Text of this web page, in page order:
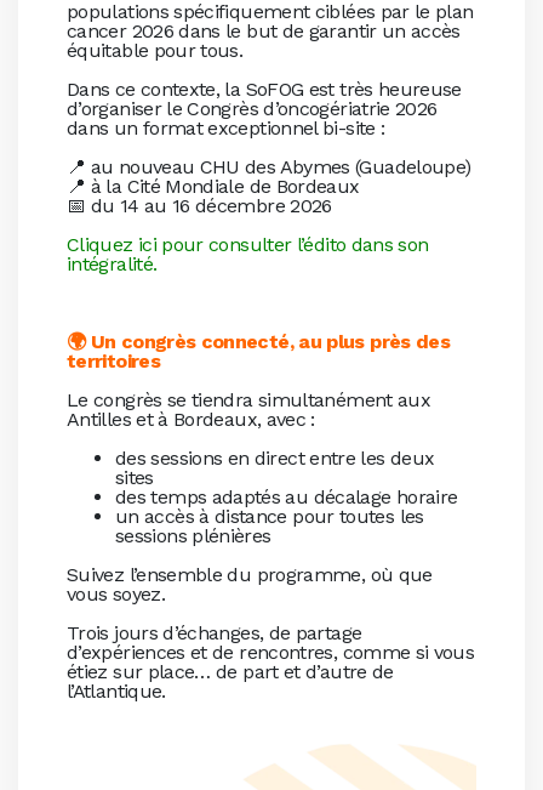
populations spécifiquement ciblées par le plan
cancer 2026 dans le but de garantir un accès
équitable pour tous.
Dans ce contexte, la SoFOG est très heureuse
d’organiser le Congrès d’oncogériatrie 2026
dans un format exceptionnel bi-site :
📍 au nouveau CHU des Abymes (Guadeloupe)
📍 à la Cité Mondiale de Bordeaux
📅 du 14 au 16 décembre 2026
Cliquez ici pour consulter l’édito dans son
intégralité.
🌍 Un congrès connecté, au plus près des
territoires
Le congrès se tiendra simultanément aux
Antilles et à Bordeaux, avec :
des sessions en direct entre les deux
sites
des temps adaptés au décalage horaire
un accès à distance pour toutes les
sessions plénières
Suivez l’ensemble du programme, où que
vous soyez.
Trois jours d’échanges, de partage
d’expériences et de rencontres, comme si vous
étiez sur place… de part et d’autre de
l’Atlantique.